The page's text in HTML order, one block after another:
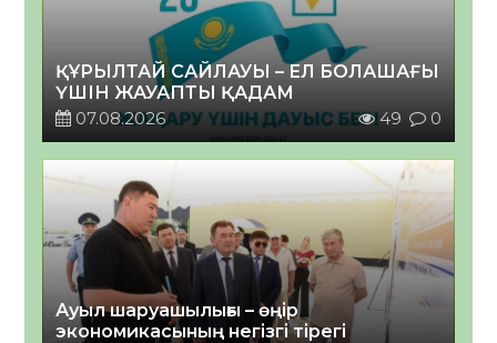
ҚҰРЫЛТАЙ САЙЛАУЫ – ЕЛ БОЛАШАҒЫ
ҮШІН ЖАУАПТЫ ҚАДАМ
07.08.2026
49 0
Ауыл шаруашылығы – өңір
экономикасының негізгі тірегі